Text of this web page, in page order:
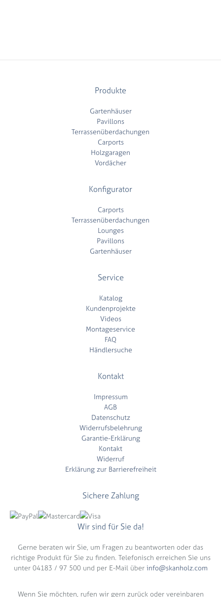
Produkte
Gartenhäuser
Pavillons
Terrassenüberdachungen
Carports
Holzgaragen
Vordächer
Konfigurator
Carports
Terrassenüberdachungen
Lounges
Pavillons
Gartenhäuser
Service
Katalog
Kundenprojekte
Videos
Montageservice
FAQ
Händlersuche
Kontakt
Impressum
AGB
Datenschutz
Widerrufsbelehrung
Garantie-Erklärung
Kontakt
Widerruf
Erklärung zur Barrierefreiheit
Sichere Zahlung
Wir sind für Sie da!
Gerne beraten wir Sie, um Fragen zu beantworten oder das
richtige Produkt für Sie zu finden. Telefonisch erreichen Sie uns
unter 04183 / 97 500 und per E-Mail über info@skanholz.com
Wenn Sie möchten, rufen wir gern zurück oder vereinbaren